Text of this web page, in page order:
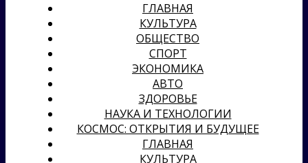
ГЛАВНАЯ
КУЛЬТУРА
ОБЩЕСТВО
СПОРТ
ЭКОНОМИКА
АВТО
ЗДОРОВЬЕ
НАУКА И ТЕХНОЛОГИИ
КОСМОС: ОТКРЫТИЯ И БУДУЩЕЕ
ГЛАВНАЯ
КУЛЬТУРА